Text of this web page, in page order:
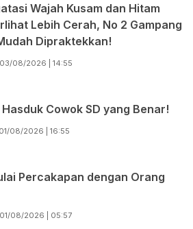
Wajah Kusam dan Hitam
Lebih Cerah, No 2 Gampang
Dipraktekkan!
03/08/2026 | 14:55
Cowok SD yang Benar!
01/08/2026 | 16:55
Percakapan dengan Orang
01/08/2026 | 05:57